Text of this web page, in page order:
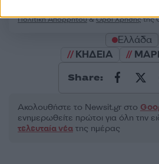
Πολιτική Απορρήτου&Όροι Χρήσηςτης
Ελλάδα
ΚΗΔΕΙΑ
Share:
Ακολουθήστε το Νewsit.gr στο
ενημερωθείτε πρώτοι για όλη την
τελευταία νέα της ημέρας